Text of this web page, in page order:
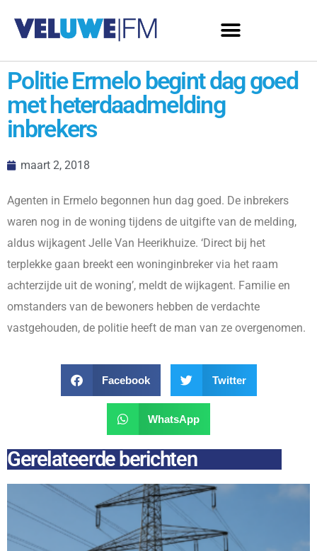
Politie Ermelo begint dag goed
met heterdaadmelding
inbrekers
maart 2, 2018
Agenten in Ermelo begonnen hun dag goed. De inbrekers
waren nog in de woning tijdens de uitgifte van de melding,
aldus wijkagent Jelle Van Heerikhuize. ‘Direct bij het
terplekke gaan breekt een woninginbreker via het raam
achterzijde uit de woning’, meldt de wijkagent. Familie en
omstanders van de bewoners hebben de verdachte
vastgehouden, de politie heeft de man van ze overgenomen.
Facebook Twitter
WhatsApp
Gerelateerde berichten